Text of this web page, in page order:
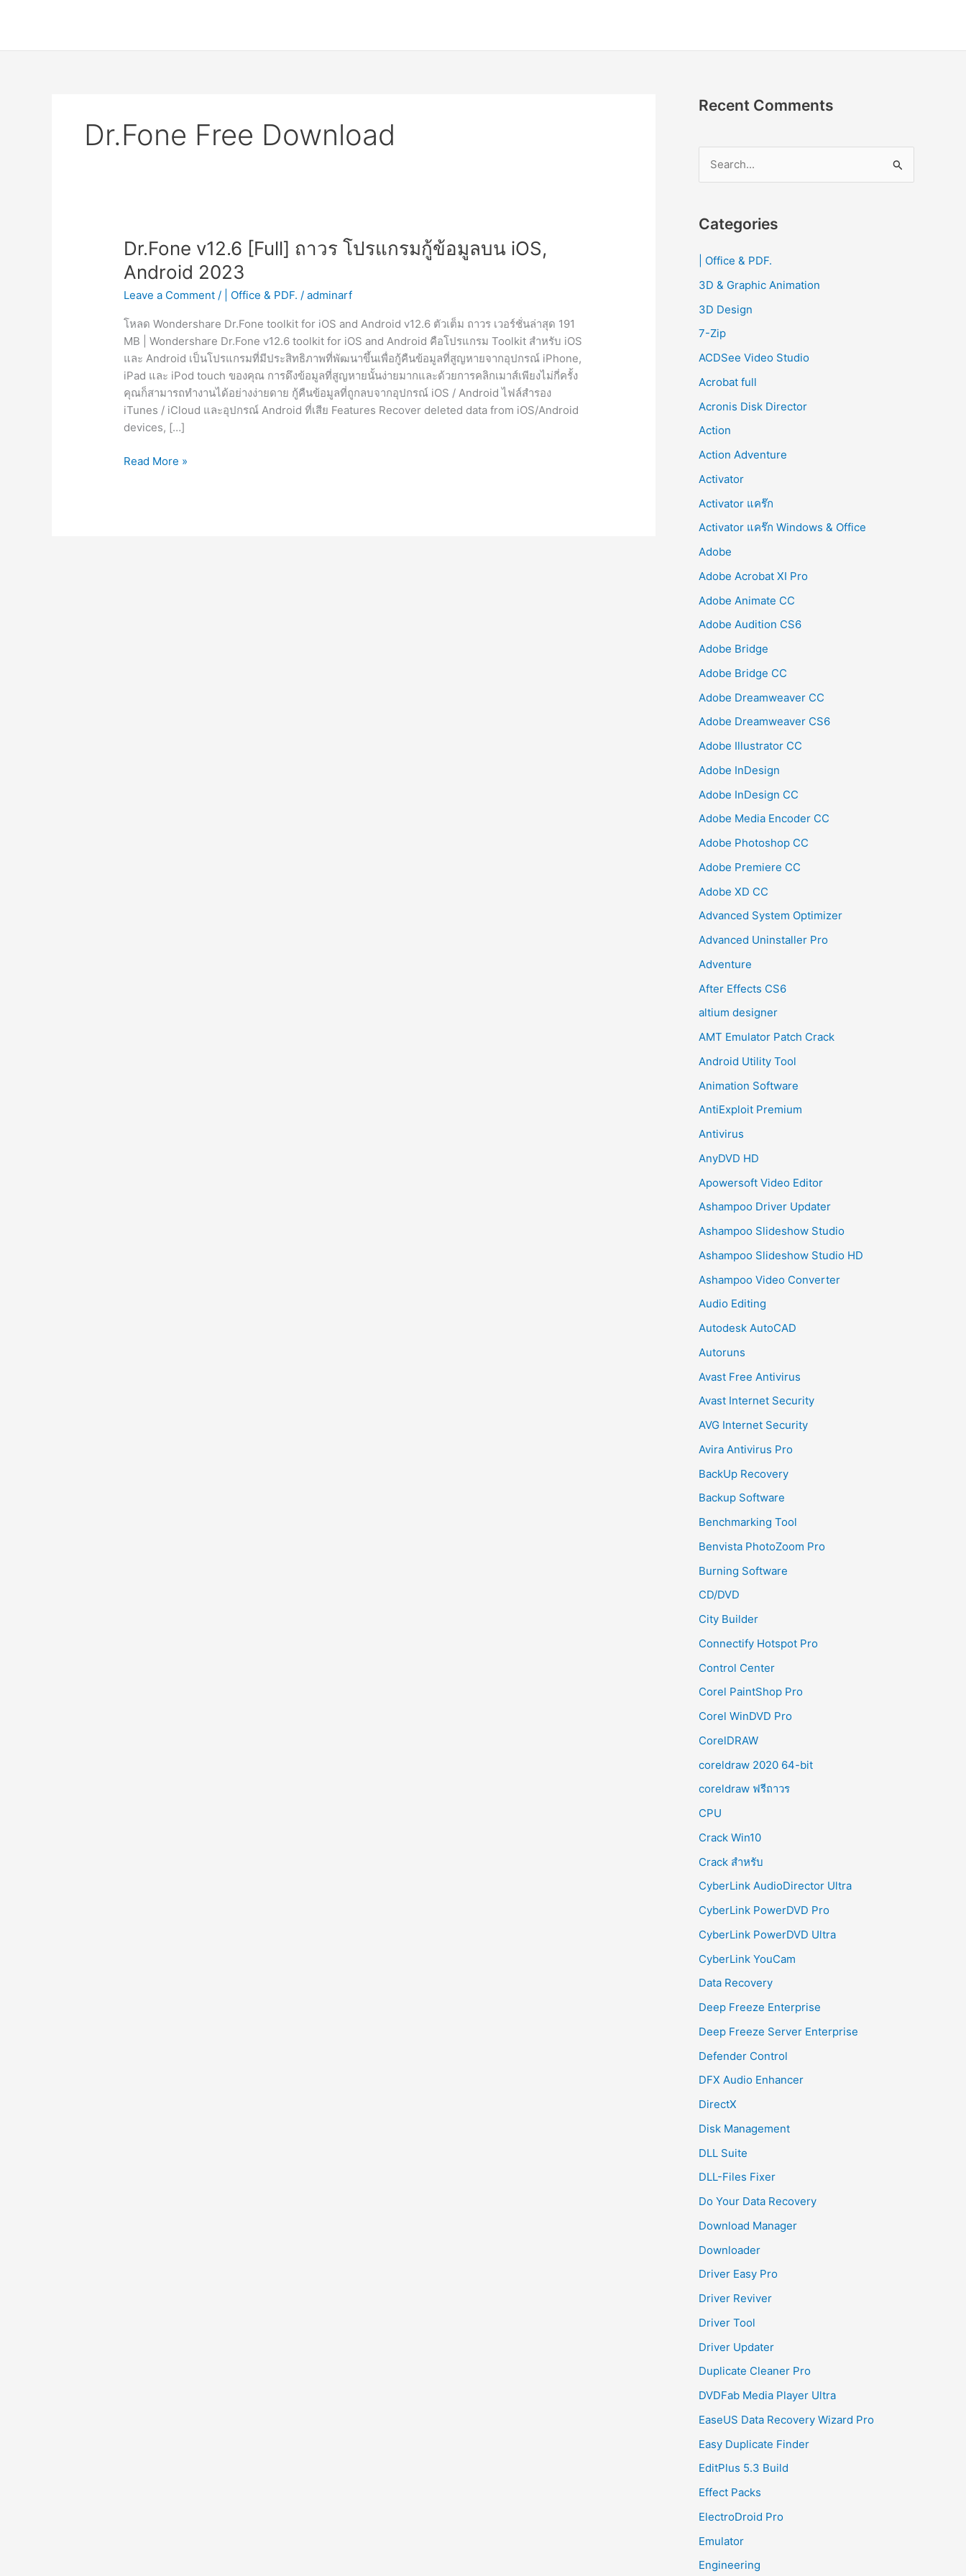
Dr.Fone Free Download
Dr.Fone v12.6 [Full] ถาวร โปรแกรมกู้ข้อมูลบน iOS,
Android 2023
Leave a Comment / | Office & PDF. /adminarf
โหลด Wondershare Dr.Fone toolkit for iOS and Android v12.6 ตัวเต็ม ถาวร เวอร์ชั่นล่าสุด 191
MB | Wondershare Dr.Fone v12.6 toolkit for iOS and Android คือโปรแกรม Toolkit สำหรับ iOS
และ Android เป็นโปรแกรมที่มีประสิทธิภาพที่พัฒนาขึ้นเพื่อกู้คืนข้อมูลที่สูญหายจากอุปกรณ์ iPhone,
iPad และ iPod touch ของคุณ การดึงข้อมูลที่สูญหายนั้นง่ายมากและด้วยการคลิกเมาส์เพียงไม่กี่ครั้ง
คุณก็สามารถทำงานได้อย่างง่ายดาย กู้คืนข้อมูลที่ถูกลบจากอุปกรณ์ iOS / Android ไฟล์สำรอง
iTunes / iCloud และอุปกรณ์ Android ที่เสีย Features Recover deleted data from iOS/Android
devices, […]
Dr.Fone
Read More »
Recent Comments
r
h
f
o
r
Categories
| Office & PDF.
3D & Graphic Animation
3D Design
7-Zip
ACDSee Video Studio
Acrobat full
Acronis Disk Director
Action
Action Adventure
Activator
Activator แคร๊ก
Activator แคร๊ก Windows & Office
Adobe
Adobe Acrobat XI Pro
Adobe Animate CC
Adobe Audition CS6
Adobe Bridge
Adobe Bridge CC
Adobe Dreamweaver CC
Adobe Dreamweaver CS6
Adobe Illustrator CC
Adobe InDesign
Adobe InDesign CC
Adobe Media Encoder CC
Adobe Photoshop CC
Adobe Premiere CC
Adobe XD CC
Advanced System Optimizer
Advanced Uninstaller Pro
Adventure
After Effects CS6
altium designer
AMT Emulator Patch Crack
Android Utility Tool
Animation Software
AntiExploit Premium
Antivirus
AnyDVD HD
Apowersoft Video Editor
Ashampoo Driver Updater
Ashampoo Slideshow Studio
Ashampoo Slideshow Studio HD
Ashampoo Video Converter
Audio Editing
Autodesk AutoCAD
Autoruns
Avast Free Antivirus
Avast Internet Security
AVG Internet Security
Avira Antivirus Pro
BackUp Recovery
Backup Software
Benchmarking Tool
Benvista PhotoZoom Pro
Burning Software
CD/DVD
City Builder
Connectify Hotspot Pro
Control Center
Corel PaintShop Pro
Corel WinDVD Pro
CorelDRAW
coreldraw 2020 64-bit
coreldraw ฟรีถาวร
CPU
Crack Win10
Crack สำหรับ
CyberLink AudioDirector Ultra
CyberLink PowerDVD Pro
CyberLink PowerDVD Ultra
CyberLink YouCam
Data Recovery
Deep Freeze Enterprise
Deep Freeze Server Enterprise
Defender Control
DFX Audio Enhancer
DirectX
Disk Management
DLL Suite
DLL-Files Fixer
Do Your Data Recovery
Download Manager
Downloader
Driver Easy Pro
Driver Reviver
Driver Tool
Driver Updater
Duplicate Cleaner Pro
DVDFab Media Player Ultra
EaseUS Data Recovery Wizard Pro
Easy Duplicate Finder
EditPlus 5.3 Build
Effect Packs
ElectroDroid Pro
Emulator
Engineering